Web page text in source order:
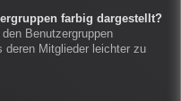
farbig dargestellt?
Benutzergruppen
deren Mitglieder leichter zu